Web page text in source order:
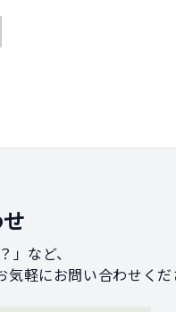
など、
軽にお問い合わせくだ